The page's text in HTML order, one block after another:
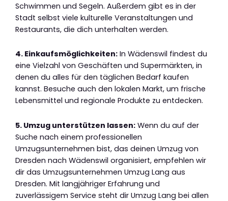
Schwimmen und Segeln. Außerdem gibt es in der
Stadt selbst viele kulturelle Veranstaltungen und
Restaurants, die dich unterhalten werden.
4. Einkaufsmöglichkeiten: In Wädenswil findest du
eine Vielzahl von Geschäften und Supermärkten, in
denen du alles für den täglichen Bedarf kaufen
kannst. Besuche auch den lokalen Markt, um frische
Lebensmittel und regionale Produkte zu entdecken.
5. Umzug unterstützen lassen: Wenn du auf der
Suche nach einem professionellen
Umzugsunternehmen bist, das deinen Umzug von
Dresden nach Wädenswil organisiert, empfehlen wir
dir das Umzugsunternehmen Umzug Lang aus
Dresden. Mit langjähriger Erfahrung und
zuverlässigem Service steht dir Umzug Lang bei allen